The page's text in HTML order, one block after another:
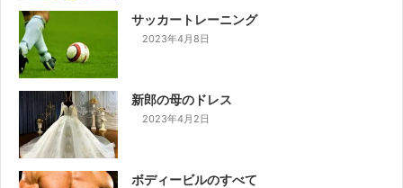
サッカートレーニング
2023年4月8日
新郎の母のドレス
2023年4月2日
ボディービルのすべて